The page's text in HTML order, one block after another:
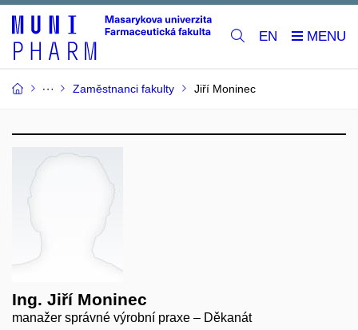
EN
Zaměstnanci fakulty Jiří Moninec
Ing. Jiří Moninec
manažer správné výrobní praxe – Děkanát